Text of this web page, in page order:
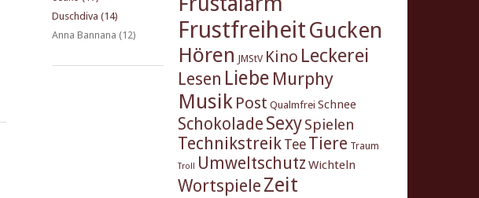
Duschdiva (14)
Anna Bannana (12)
FrustfreiheitGucken
Hören JMStV Kino Leckerei
Lesen Liebe Murphy
Musik Post Qualmfrei Schnee
Schokolade SexySpielen
Technikstreik Tee Tiere Traum
Troll Umweltschutz Wichteln
Wortspiele Zeit